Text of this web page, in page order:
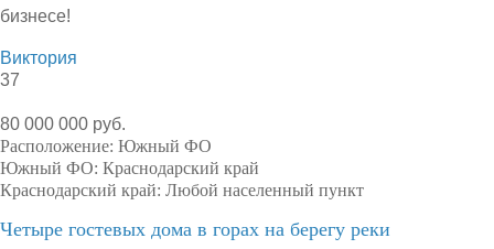
бизнесе!
Виктория
37
80 000 000 руб.
Расположение: Южный ФО
Южный ФО: Краснодарский край
Краснодарский край: Любой населенный пункт
Четыре гостевых дома в горах на берегу реки